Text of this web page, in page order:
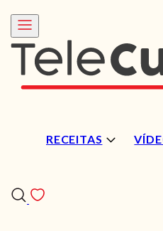
RECEITAS